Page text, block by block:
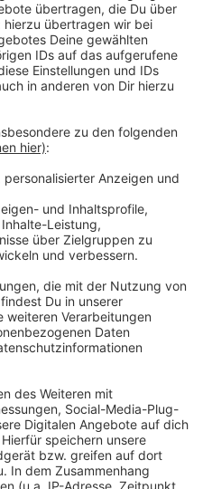
Die Umfrage wurde von
durchgeführt.
weil es ja auch andere
oder Gesamtschulen
guten Überblick. Das
Beispiel: Fast 30
1,6 Prozent der Eltern
medizinische und
Franz-Josef Kahlen von
mal für ganz NRW
tausend Kinder.
sehr erschreckt